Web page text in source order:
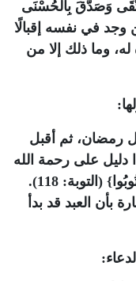
وَصَدَّقَ بِالْحُسْنَى
(الليل: 5-7). فمن وجد في نفسه إقبالًا
وما ذلك إلا من
رمضان، ثم أقبل
دليل على رحمة الله
به، فقد قال تعالى: {ثُمَّ تَابَ عَلَيْهِمْ لِيَتُوبُوا} (التوبة: 118).
بأن العبد قد بدأ